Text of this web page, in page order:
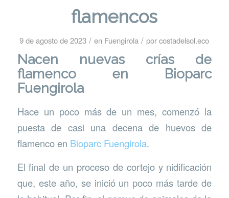
flamencos
9 de agosto de 2023 / en Fuengirola / porcostadelsol.eco
Nacen nuevas crías de
flamenco en Bioparc
Fuengirola
Hace un poco más de un mes, comenzó la
puesta de casi una decena de huevos de
flamenco en Bioparc Fuengirola.
El final de un proceso de cortejo y nidificación
que, este año, se inició un poco más tarde de